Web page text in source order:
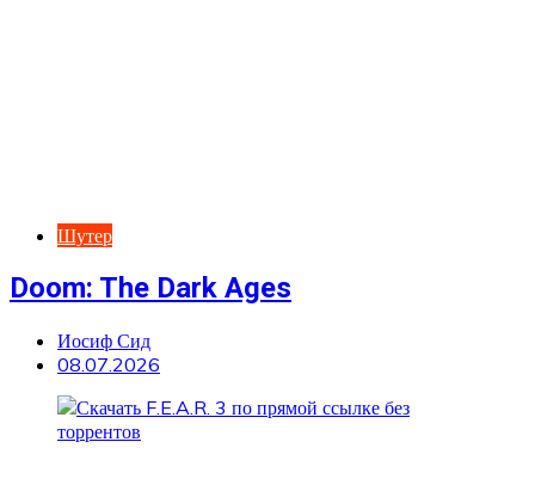
Шутер
Doom: The Dark Ages
Иосиф Сид
08.07.2026